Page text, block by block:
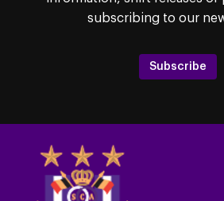
subscribing to our
Subscribe